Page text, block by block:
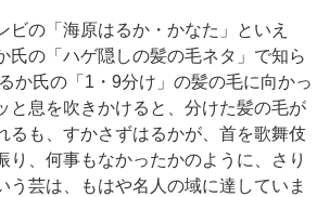
ビの「海原はるか・かなた」といえ
氏の「ハゲ隠しの髪の毛ネタ」で知ら
氏の「1・9分け」の髪の毛に向かっ
と息を吹きかけると、分けた髪の毛が
るも、すかさずはるかが、首を歌舞伎
り、何事もなかったかのように、さり
う芸は、もはや名人の域に達していま